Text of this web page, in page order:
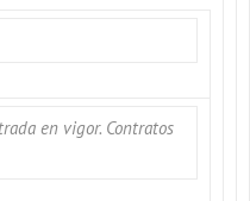
en vigor. Contratos